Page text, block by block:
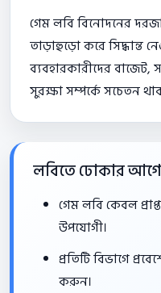
গেম লবি বিনোদনের
তাড়াহুড়ো করে সিদ্ধান্ত
ব্যবহারকারীদের
সুরক্ষা সম্পর্কে সচেতন
লবিতে ঢোকার
গেম লবি কেবল
উপযোগী।
প্রতিটি বিভাগে
করুন।